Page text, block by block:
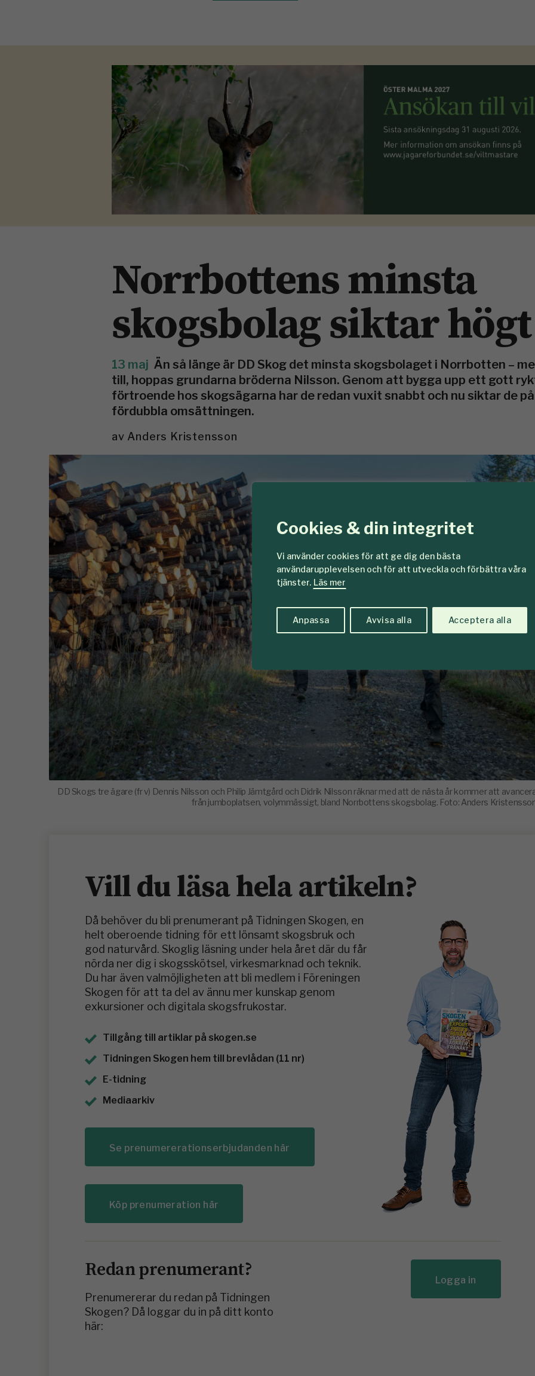
Cookies & din integritet
Vi använder cookies för att ge dig den bästa
användarupplevelsen och för att utveckla och förbättra våra
tjänster. Läs mer
Anpassa Avvisa alla Acceptera alla
Norrbottens minsta
skogsbolag siktar högt
13 maj Än så länge är DD Skog det minsta skogsbolaget i Norrbotten –
till, hoppas grundarna bröderna Nilsson. Genom att bygga upp ett gott
förtroende hos skogsägarna har de redan vuxit snabbt och nu siktar de
fördubbla omsättningen.
av Anders Kristensson
DD Skogs tre ägare (fr v) Dennis Nilsson och Philip Jämtgård och Didrik Nilsson räknar med att de nästa år kommer att
från jumboplatsen, volymmässigt, bland Norrbottens skogsbolag. Foto: Anders
Vill du läsa hela artikeln?
Då behöver du bli prenumerant på Tidningen Skogen, en
helt oberoende tidning för ett lönsamt skogsbruk och
god naturvård. Skoglig läsning under hela året där du får
nörda ner dig i skogsskötsel, virkesmarknad och teknik.
Du har även valmöjligheten att bli medlem i Föreningen
Skogen för att ta del av ännu mer kunskap genom
exkursioner och digitala skogsfrukostar.
Tillgång till artiklar på skogen.se
Tidningen Skogen hem till brevlådan (11 nr)
E-tidning
Mediaarkiv
Se prenumererationserbjudanden här
Köp prenumeration här
Redan prenumerant?
Prenumererar du redan på Tidningen
Skogen? Då loggar du in på ditt konto
här:
Logga in